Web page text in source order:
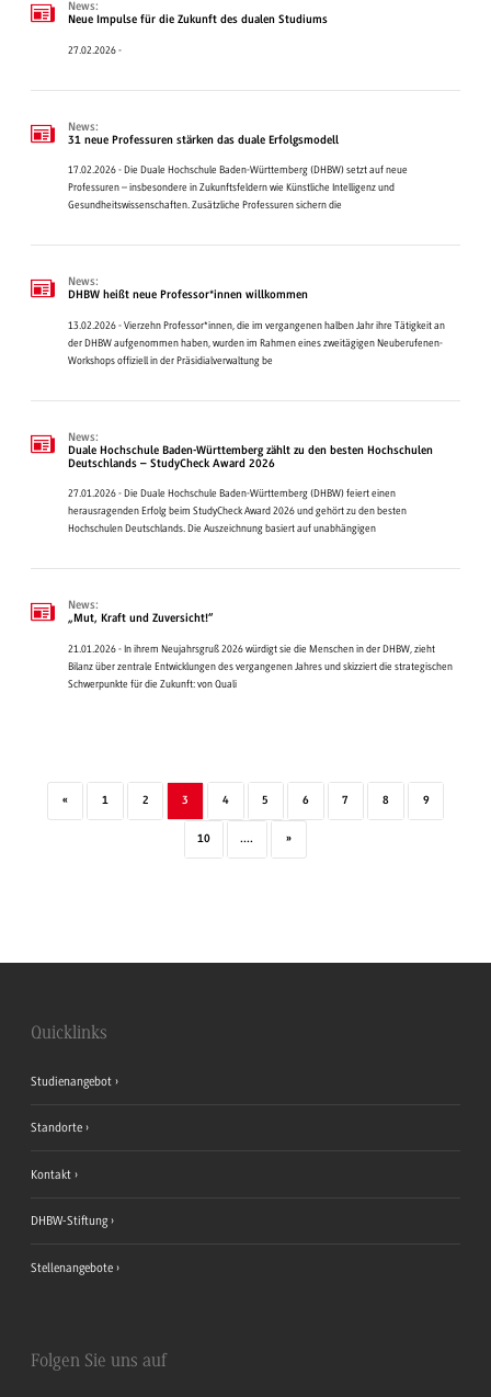
News:
Neue Impulse für die Zukunft des dualen Studiums
27.02.2026 -
News:
31 neue Professuren stärken das duale Erfolgsmodell
17.02.2026 - Die Duale Hochschule Baden-Württemberg (DHBW) setzt auf neue
Professuren – insbesondere in Zukunftsfeldern wie Künstliche Intelligenz und
Gesundheitswissenschaften. Zusätzliche Professuren sichern die
News:
DHBW heißt neue Professor*innen willkommen
13.02.2026 - Vierzehn Professor*innen, die im vergangenen halben Jahr ihre Tätigkeit an
der DHBW aufgenommen haben, wurden im Rahmen eines zweitägigen Neuberufenen-
Workshops offiziell in der Präsidialverwaltung be
News:
Duale Hochschule Baden-Württemberg zählt zu den besten Hochschulen
Deutschlands – StudyCheck Award 2026
27.01.2026 - Die Duale Hochschule Baden-Württemberg (DHBW) feiert einen
herausragenden Erfolg beim StudyCheck Award 2026 und gehört zu den besten
Hochschulen Deutschlands. Die Auszeichnung basiert auf unabhängigen
News:
„Mut, Kraft und Zuversicht!“
21.01.2026 - In ihrem Neujahrsgruß 2026 würdigt sie die Menschen in der DHBW, zieht
Bilanz über zentrale Entwicklungen des vergangenen Jahres und skizziert die strategischen
Schwerpunkte für die Zukunft: von Quali
« 1 2 3 4 5 6 7 8 9
10 .... »
Quicklinks
Studienangebot
Standorte
Kontakt
DHBW-Stiftung
Stellenangebote
Folgen Sie uns auf